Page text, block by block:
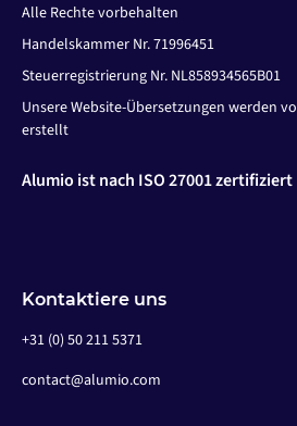
Alle Rechte vorbehalten
Handelskammer Nr. 71996451
Steuerregistrierung Nr. NL858934565B01
Unsere Website-Übersetzungen werden
erstellt
Alumio ist nach ISO 27001 zertifiziert
Kontaktiere uns
+31 (0) 50 211 5371
contact@alumio.com